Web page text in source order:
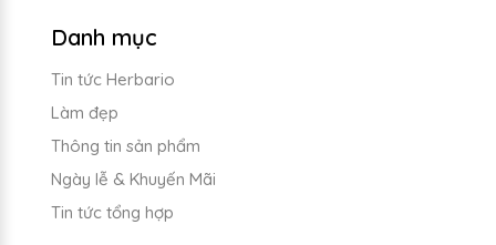
Danh mục
Tin tức Herbario
Làm đẹp
Thông tin sản phẩm
Ngày lễ & Khuyến Mãi
Tin tức tổng hợp